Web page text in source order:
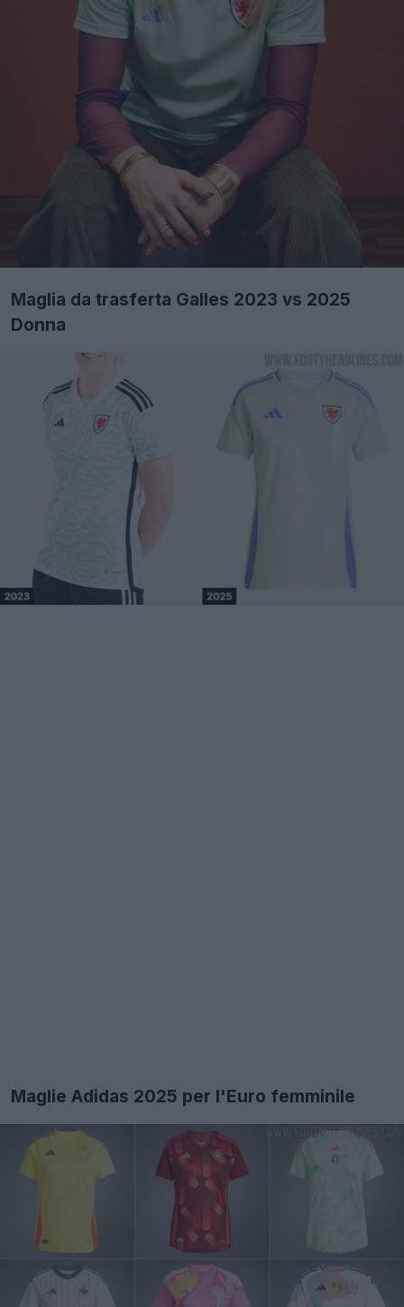
Maglia da trasferta Galles 2023 vs 2025
Donna
Maglie Adidas 2025 per l'Euro femminile